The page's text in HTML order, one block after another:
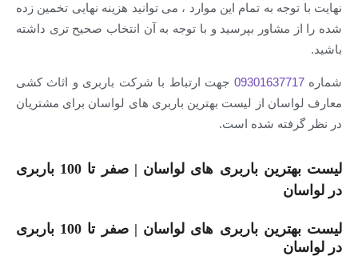
به تمام این موارد ، می توانید هزینه نهایی تخمین زده
بپرسید و با توجه به آن انتخاب صحیح تری داشته
جهت ارتباط با شرکت باربری و اثاث کشی
از لیست بهترین باربری های لواسان برای مشتریان
شده است.
لیست بهترین باربری های لواسان | صفر تا 100 باربری
لیست بهترین باربری های لواسان | صفر تا 100 باربری